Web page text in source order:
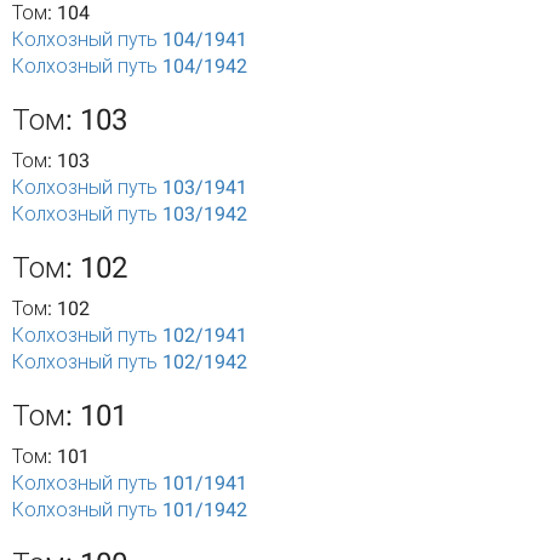
Том: 104
Колхозный путь 104/1941
Колхозный путь 104/1942
Том: 103
Том: 103
Колхозный путь 103/1941
Колхозный путь 103/1942
Том: 102
Том: 102
Колхозный путь 102/1941
Колхозный путь 102/1942
Том: 101
Том: 101
Колхозный путь 101/1941
Колхозный путь 101/1942